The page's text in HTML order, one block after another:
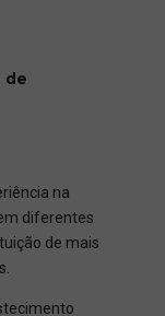
de
na
diferentes
de mais